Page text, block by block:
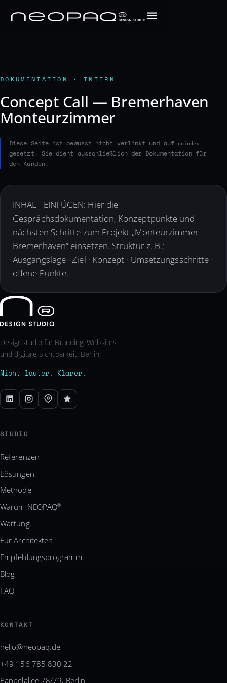
DOKUMENTATION · INTERN
Concept Call — Bremerhaven
Monteurzimmer
Diese Seite ist bewusst nicht verlinkt und auf noindex
gesetzt. Sie dient ausschließlich der Dokumentation für
den Kunden.
INHALT EINFÜGEN: Hier die
Gesprächsdokumentation, Konzeptpunkte und
nächsten Schritte zum Projekt „Monteurzimmer
Bremerhaven“ einsetzen. Struktur z. B.:
Ausgangslage · Ziel · Konzept · Umsetzungsschritte ·
offene Punkte.
Designstudio für Branding, Websites
und digitale Sichtbarkeit. Berlin.
Nicht lauter. Klarer.
STUDIO
Referenzen
Lösungen
Methode
Warum NEOPAQ®
Wartung
Für Architekten
Empfehlungsprogramm
Blog
FAQ
KONTAKT
hello@neopaq.de
+49 156 785 830 22
Pappelallee 78/79, Berlin